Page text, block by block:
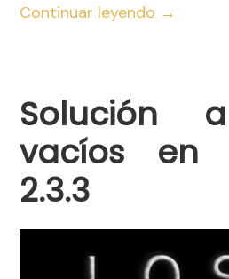
Continuar leyendo →
Solución
vacíos en
2.3.3